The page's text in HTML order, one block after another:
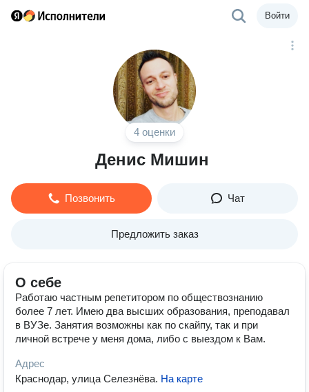
Войти
4 оценки
Денис Мишин
Позвонить Чат
Предложить заказ
О себе
Работаю частным репетитором по обществознанию
более 7 лет. Имею два высших образования, преподавал
в ВУЗе. Занятия возможны как по скайпу, так и при
личной встрече у меня дома, либо с выездом к Вам.
Адрес
Краснодар, улица Селезнёва. На карте